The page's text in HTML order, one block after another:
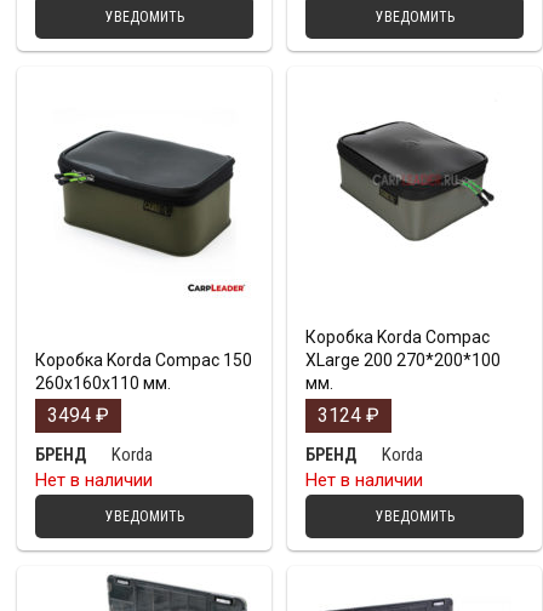
УВЕДОМИТЬ УВЕДОМИТЬ
Коробка Korda Compac 150
260x160x110 мм.
3494 ₽
БРЕНД
Korda
Нет в наличии
УВЕДОМИТЬ
Коробка Korda Compac
XLarge 200 270*200*100
мм.
3124 ₽
БРЕНД
Korda
Нет в наличии
УВЕДОМИТЬ